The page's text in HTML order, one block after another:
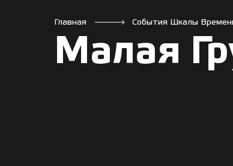
Главная События Шкалы
Малая